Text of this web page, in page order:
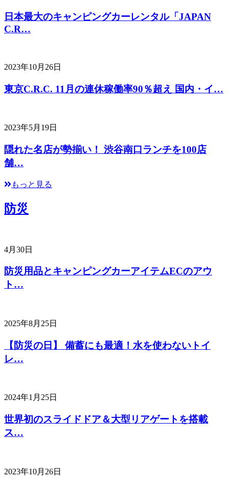
日本最大のキャンピングカーレンタル「JAPAN
C.R…
2023年10月26日
東京C.R.C. 11月の連休稼働率90％超え 国内・イ…
2023年5月19日
隠れた名店が勢揃い！ 渋谷南口ランチを100店
舗…
もっと見る
防災
4月30日
防災用品とキャンピングカーアイテムECのアウ
ト…
2025年8月25日
【防災の日】 備蓄にも最適！水を使わないトイ
レ…
2024年1月25日
世界初のスライドドア＆大型リアゲートを搭載
ス…
2023年10月26日